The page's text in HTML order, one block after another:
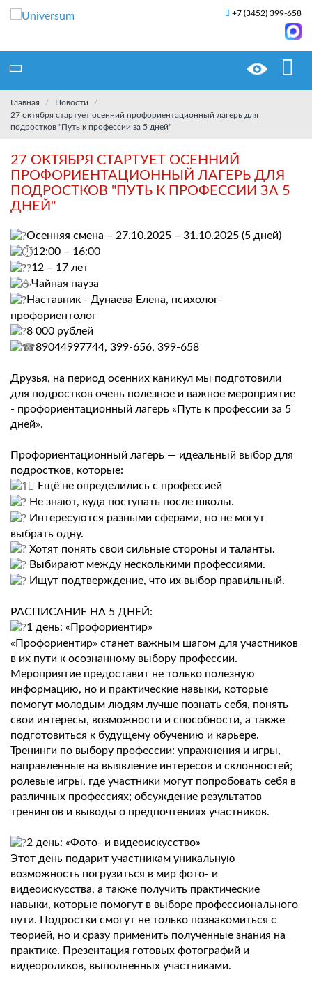
+7 (3452) 399-658
Главная
Новости
27 октября стартует осенний профориентационный лагерь для
подростков "Путь к профессии за 5 дней"
27 ОКТЯБРЯ СТАРТУЕТ ОСЕННИЙ
ПРОФОРИЕНТАЦИОННЫЙ ЛАГЕРЬ ДЛЯ
ПОДРОСТКОВ "ПУТЬ К ПРОФЕССИИ ЗА 5
ДНЕЙ"
Осенняя смена – 27.10.2025 – 31.10.2025 (5 дней)
12:00 – 16:00
12 – 17 лет
️Чайная пауза
Наставник - Дунаева Елена, психолог-
профориентолог
8 000 рублей
89044997744, 399-656, 399-658
Друзья, на период осенних каникул мы подготовили
для подростков очень полезное и важное мероприятие
- профориентационный лагерь «Путь к профессии за 5
дней».
Профориентационный лагерь — идеальный выбор для
подростков, которые:
Ещё не определились с профессией
Не знают, куда поступать после школы.
Интересуются разными сферами, но не могут
выбрать одну.
Хотят понять свои сильные стороны и таланты.
Выбирают между несколькими профессиями.
Ищут подтверждение, что их выбор правильный.
РАСПИСАНИЕ НА 5 ДНЕЙ:
1 день: «Профориентир»
«Профориентир» станет важным шагом для участников
в их пути к осознанному выбору профессии.
Мероприятие предоставит не только полезную
информацию, но и практические навыки, которые
помогут молодым людям лучше познать себя, понять
свои интересы, возможности и способности, а также
подготовиться к будущему обучению и карьере.
Тренинги по выбору профессии: упражнения и игры,
направленные на выявление интересов и склонностей;
ролевые игры, где участники могут попробовать себя в
различных профессиях; обсуждение результатов
тренингов и выводы о предпочтениях участников.
2 день: «Фото- и видеоискусство»
Этот день подарит участникам уникальную
возможность погрузиться в мир фото- и
видеоискусства, а также получить практические
навыки, которые помогут в выборе профессионального
пути. Подростки смогут не только познакомиться с
теорией, но и сразу применить полученные знания на
практике. Презентация готовых фотографий и
видеороликов, выполненных участниками.